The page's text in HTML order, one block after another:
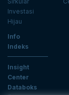
Investasi
Hijau
Info
Indeks
Insight
Center
Databoks